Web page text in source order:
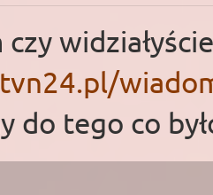
do tego co